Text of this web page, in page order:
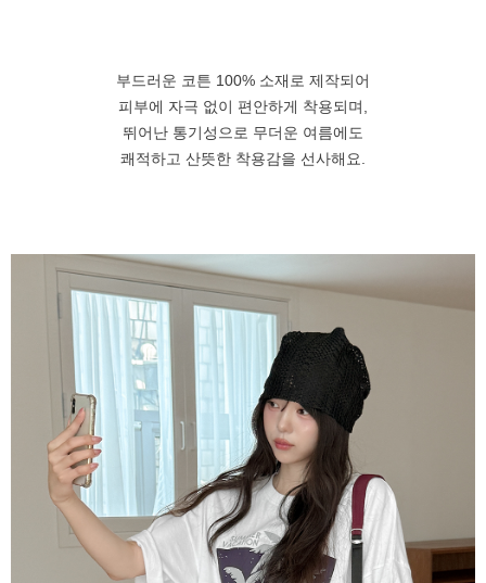
부드러운 코튼 100% 소재로 제작되어
피부에 자극 없이 편안하게 착용되며,
뛰어난 통기성으로 무더운 여름에도
쾌적하고 산뜻한 착용감을 선사해요.